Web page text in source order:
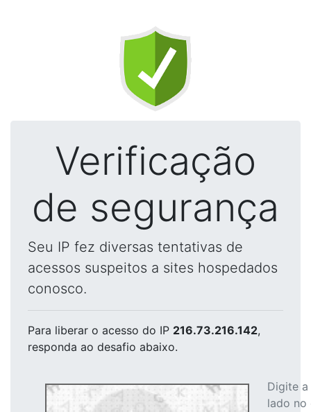
Verificação
de segurança
Seu IP fez diversas tentativas de
acessos suspeitos a sites hospedados
conosco.
Para liberar o acesso do IP 216.73.216.142,
responda ao desafio abaixo.
Digite
lado no